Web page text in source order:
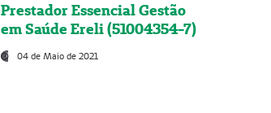
Prestador Essencial Gestão
em Saúde Ereli (51004354-7)
04 de Maio de 2021